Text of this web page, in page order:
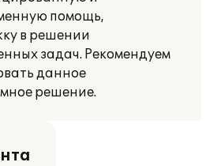
помощь,
в решении
задач. Рекомендуем
данное
решение.